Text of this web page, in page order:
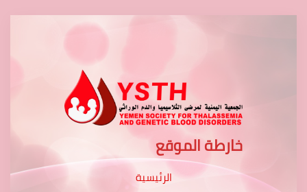
خارطة الموقع
الرئيسية